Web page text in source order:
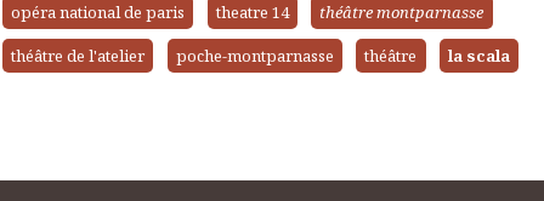
opéra national de paris
theatre 14
théâtre montparnasse
théâtre de l'atelier
poche-montparnasse théâtre la scala